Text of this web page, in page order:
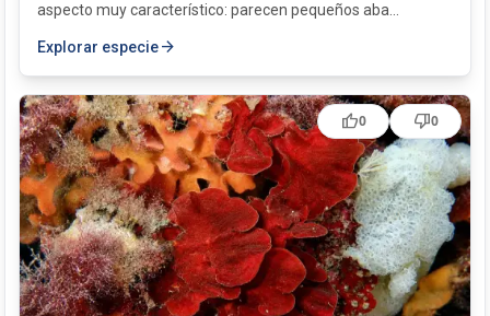
aspecto muy característico: parecen pequeños aba...
Explorar especiearrow_forward
thumb_up0 thumb_down0